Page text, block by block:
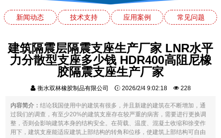
新闻动态 技术支持 应用案例 常见问题
建筑隔震层隔震支座生产厂家 LNR水平
力分散型支座多少钱 HDR400高阻尼橡
胶隔震支座生产厂家
衡水双林橡胶制品有限公司 2026/2/4 9:02:18 228
内容简介：结论我国使用中的建筑有很多，并且新建的建筑在不断增加，通
过我们的调查，有至少20%的建筑支座存在较严重的病害，需要进行更换调
整，否则会影响建筑本身的结构安全。在荷载、温度、混凝土收缩和徐变作
用下，建筑支座能适应建筑上部结构的转角和位移，使建筑上部结构可自由